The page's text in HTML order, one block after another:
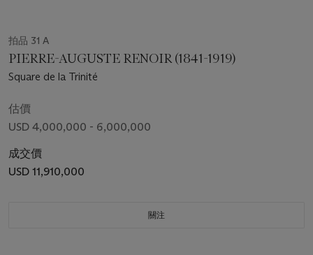
拍品 31 A
PIERRE-AUGUSTE RENOIR (1841-1919)
Square de la Trinité
估價
USD 4,000,000 - 6,000,000
成交價
USD 11,910,000
關注